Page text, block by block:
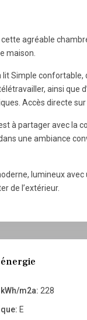
agréable
maison.
lit Simple confortable,
ainsi que
Accès directe
à partager avec la
une ambiance
lumineux avec
de l’extérieur.
m2a: 228
E